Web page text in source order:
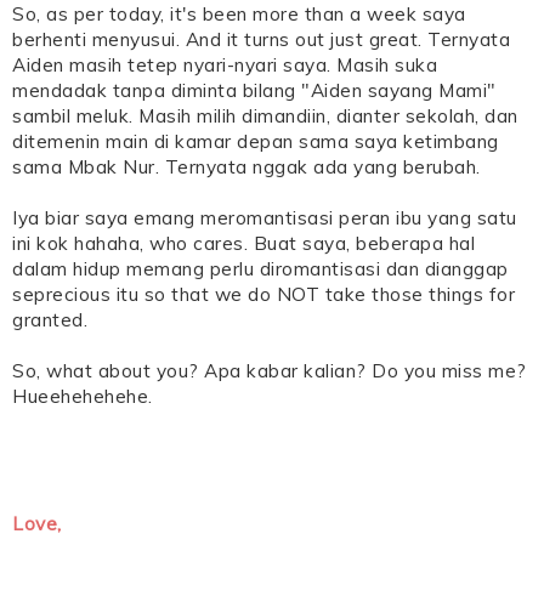
So, as per today, it's been more than a week saya
berhenti menyusui. And it turns out just great. Ternyata
Aiden masih tetep nyari-nyari saya. Masih suka
mendadak tanpa diminta bilang "Aiden sayang Mami"
sambil meluk. Masih milih dimandiin, dianter sekolah, dan
ditemenin main di kamar depan sama saya ketimbang
sama Mbak Nur. Ternyata nggak ada yang berubah.
Iya biar saya emang meromantisasi peran ibu yang satu
ini kok hahaha, who cares. Buat saya, beberapa hal
dalam hidup memang perlu diromantisasi dan dianggap
seprecious itu so that we do NOT take those things for
granted.
So, what about you? Apa kabar kalian? Do you miss me?
Hueehehehehe.
Love,